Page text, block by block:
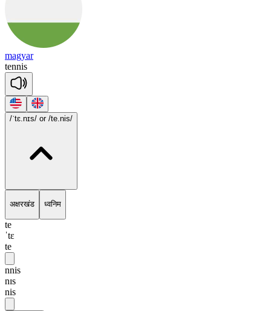
magyar
tennis
/ˈtɛ.nɪs/ or /te.nis/
अक्षरखंड ध्वनिम
te
ˈtɛ
te
nnis
nɪs
nis